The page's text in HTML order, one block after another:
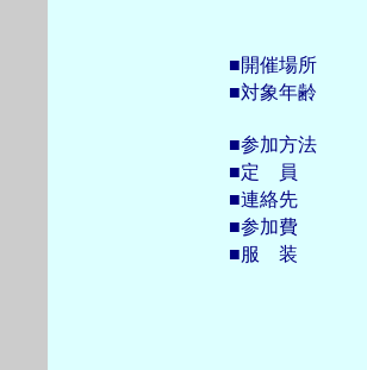
■開催場所
■対象年齢
■参加方法
■定 員
■連絡先
■参加費
■服 装